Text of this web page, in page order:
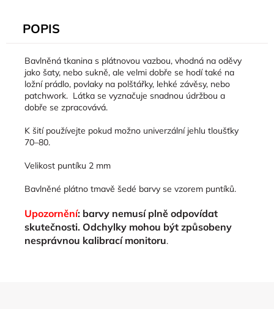
POPIS
Bavlněná tkanina s plátnovou vazbou, vhodná na oděvy
jako šaty, nebo sukně, ale velmi dobře se hodí také na
ložní prádlo, povlaky na polštářky, lehké závěsy, nebo
patchwork. Látka se vyznačuje snadnou údržbou a
dobře se zpracovává.
K šití používejte pokud možno univerzální jehlu tloušťky
70–80.
Velikost puntíku 2 mm
Bavlněné plátno tmavě šedé barvy se vzorem puntíků.
Upozornění: barvy nemusí plně odpovídat
skutečnosti. Odchylky mohou být způsobeny
nesprávnou kalibrací monitoru.